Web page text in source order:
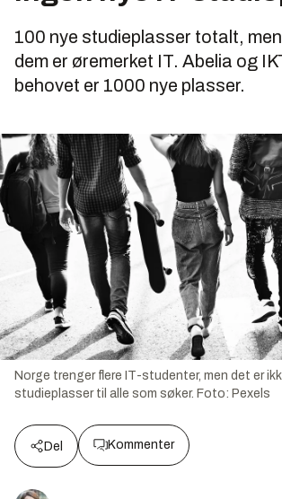
100 nye studieplasser totalt,
dem er øremerket IT. Abelia og
behovet er 1000 nye plasser.
Norge trenger flere IT-studenter, men det er
studieplasser til alle som søker. Foto: Pexels
Del Kommenter